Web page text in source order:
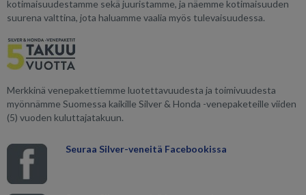
kotimaisuudestamme sekä juuristamme, ja näemme kotimaisuuden
suurena valttina, jota haluamme vaalia myös tulevaisuudessa.
Merkkinä venepakettiemme luotettavuudesta ja toimivuudesta
myönnämme Suomessa kaikille Silver & Honda -venepaketeille viiden
(5) vuoden kuluttajatakuun.
Seuraa Silver-veneitä Facebookissa